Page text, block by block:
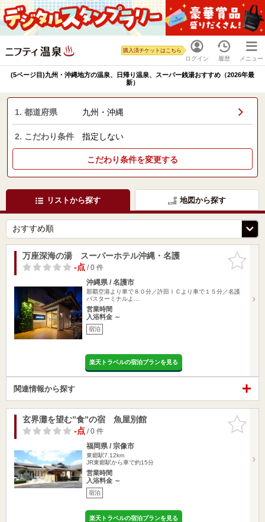
ログイン
購入済チケットはこちら
履歴 メニュー
(5ページ目)九州・沖縄地方の温泉、日帰り温泉、スーパー銭湯おすすめ（2026年最
新）
1. 都道府県 九州・沖縄
2. こだわり条件 指定しない
こだわり条件を変更する
リストから探す 地図から探す
お気に入
りに追加
万座深海の湯 スーパーホテル沖縄・名護
-点/ 0 件
沖縄県 / 名護市
那覇空港より車で８０分／許田ＩＣより車で１５分／名護
バスターミナルよ…
営業時間
入浴料金 ～
宿泊
楽天トラベルの宿泊プランを見る
関連情報から探す
お気に入
りに追加
玄界灘を望む”食”の宿 魚屋別館
-点/ 0 件
福岡県 / 宗像市
東郷駅7.12km
JR東郷駅から車で約15分
営業時間
入浴料金 ～
宿泊
楽天トラベルの宿泊プランを見る